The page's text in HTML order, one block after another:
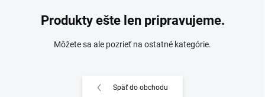
Produkty ešte len pripravujeme.
Môžete sa ale pozrieť na ostatné kategórie.
Späť do obchodu